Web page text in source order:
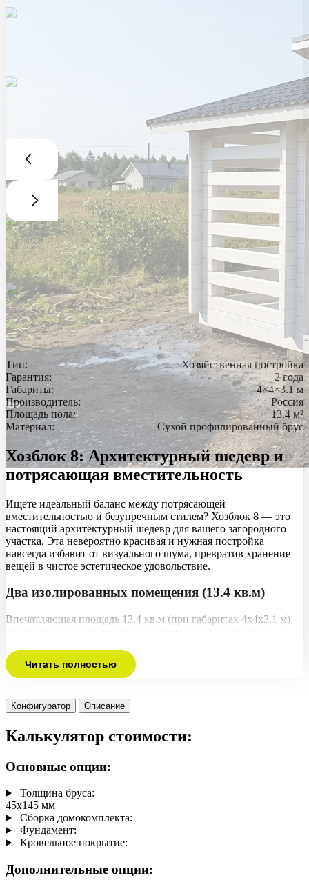
Тип:
Хозяйственная постройка
Гарантия:
2 года
Габариты:
4×4×3.1 м
Производитель:
Россия
Площадь пола:
13.4 м²
Материал:
Сухой профилированный брус
Хозблок 8: Архитектурный шедевр и
потрясающая вместительность
Ищете идеальный баланс между потрясающей
вместительностью и безупречным стилем? Хозблок 8 — это
настоящий архитектурный шедевр для вашего загородного
участка. Эта невероятно красивая и нужная постройка
навсегда избавит от визуального шума, превратив хранение
вещей в чистое эстетическое удовольствие.
Два изолированных помещения (13.4 кв.м)
Впечатляющая площадь 13.4 кв.м (при габаритах 4х4х3.1 м)
а в другой — надежный гараж для садовой техники. Купить
большой двухкомнатный хозблок под ключ в СПб и
Ленинградской области — значит инвестировать в
Мы возводим постройки по финской эко-технологии.
Используем сухой профилированный брус строго
прямоугольного сечения — никаких устаревших круглых
гарантирует монолитность, а фактура натурального дерева
выглядит просто роскошно. Выбирайте стены под свои
задачи: 45х145 мм или основательные 70х140 мм.
Сроки сборки и стоимость
Быстровозводимый монтаж этого великолепного проекта
Читать полностью
Конфигуратор Описание
Калькулятор стоимости:
Основные опции:
Толщина бруса:
45х145 мм
Сборка домокомплекта:
Фундамент:
Кровельное покрытие:
Дополнительные опции: